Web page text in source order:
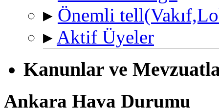
▸ Önemli
▸ Aktif Üyeler
Kanunlar ve
Ankara Hava Durumu